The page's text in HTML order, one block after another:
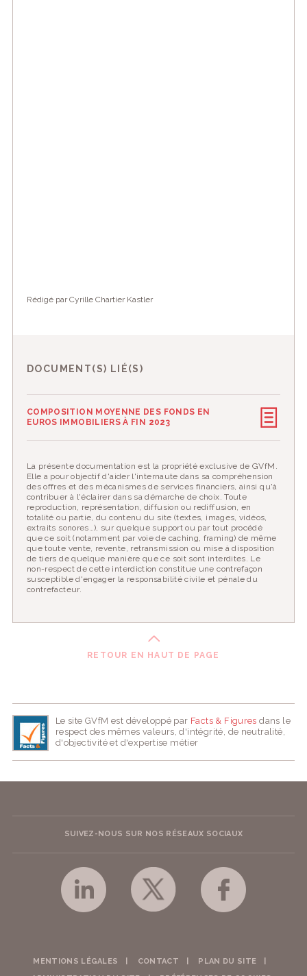
Rédigé par Cyrille Chartier Kastler
DOCUMENT(S) LIÉ(S)
COMPOSITION MOYENNE DES FONDS EN
EUROS IMMOBILIERS À FIN 2023
La présente documentation est la propriété exclusive de GVfM.
Elle a pour objectif d'aider l'internaute dans sa compréhension
des offres et des mécanismes de services financiers, ainsi qu'à
contribuer à l'éclairer dans sa démarche de choix. Toute
reproduction, représentation, diffusion ou rediffusion, en
totalité ou partie, du contenu du site (textes, images, vidéos,
extraits sonores…), sur quelque support ou par tout procédé
que ce soit (notamment par voie de caching, framing) de même
que toute vente, revente, retransmission ou mise à disposition
de tiers de quelque manière que ce soit sont interdites. Le
non-respect de cette interdiction constitue une contrefaçon
susceptible d'engager la responsabilité civile et pénale du
contrefacteur.
RETOUR EN HAUT DE PAGE
Le site GVfM est développé par Facts & Figures dans le
respect des mêmes valeurs, d'intégrité, de neutralité,
d'objectivité et d'expertise métier
SUIVEZ-NOUS SUR NOS RÉSEAUX SOCIAUX
MENTIONS LÉGALES CONTACT
PLAN DU SITE